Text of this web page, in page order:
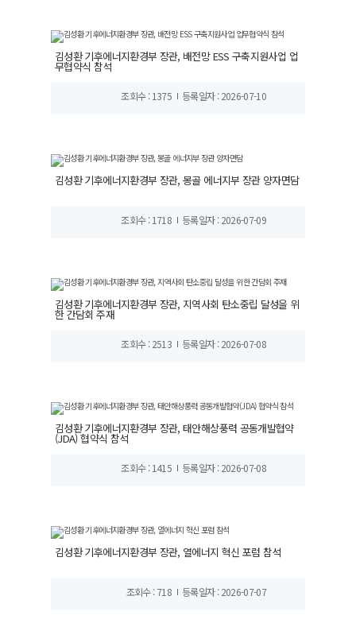
김성환 기후에너지환경부 장관, 배전망 ESS 구축지원사업 업
무협약식 참석
조회수 : 1375 등록일자 : 2026-07-10
김성환 기후에너지환경부 장관, 몽골 에너지부 장관 양자면담
조회수 : 1718 등록일자 : 2026-07-09
김성환 기후에너지환경부 장관, 지역사회 탄소중립 달성을 위
한 간담회 주재
조회수 : 2513 등록일자 : 2026-07-08
김성환 기후에너지환경부 장관, 태안해상풍력 공동개발협약
(JDA) 협약식 참석
조회수 : 1415 등록일자 : 2026-07-08
김성환 기후에너지환경부 장관, 열에너지 혁신 포럼 참석
조회수 : 718 등록일자 : 2026-07-07